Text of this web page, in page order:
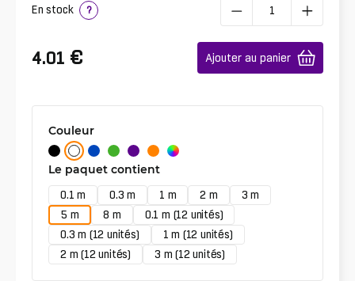
En stock ?
4.01 € Ajouter au panier
Couleur
Le paquet contient
0.1 m 0.3 m 1 m 2 m
3 m
5 m
8 m
0.1 m (12 unités)
0.3 m (12 unités)
1 m (12 unités)
2 m (12 unités)
3 m (12 unités)